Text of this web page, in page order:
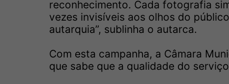
reconhecimento. Cada fotografia
vezes invisíveis aos olhos do
autarquia”, sublinha o autarca.
Com esta campanha, a Câmara
que sabe que a qualidade do